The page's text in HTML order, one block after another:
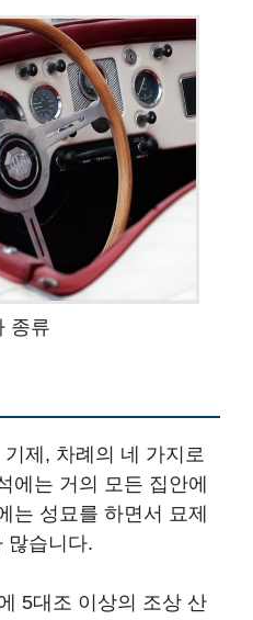
종류
제, 차례의 네 가지로
에는 거의 모든 집안에
는 성묘를 하면서 묘제
많습니다.
5대조 이상의 조상 산